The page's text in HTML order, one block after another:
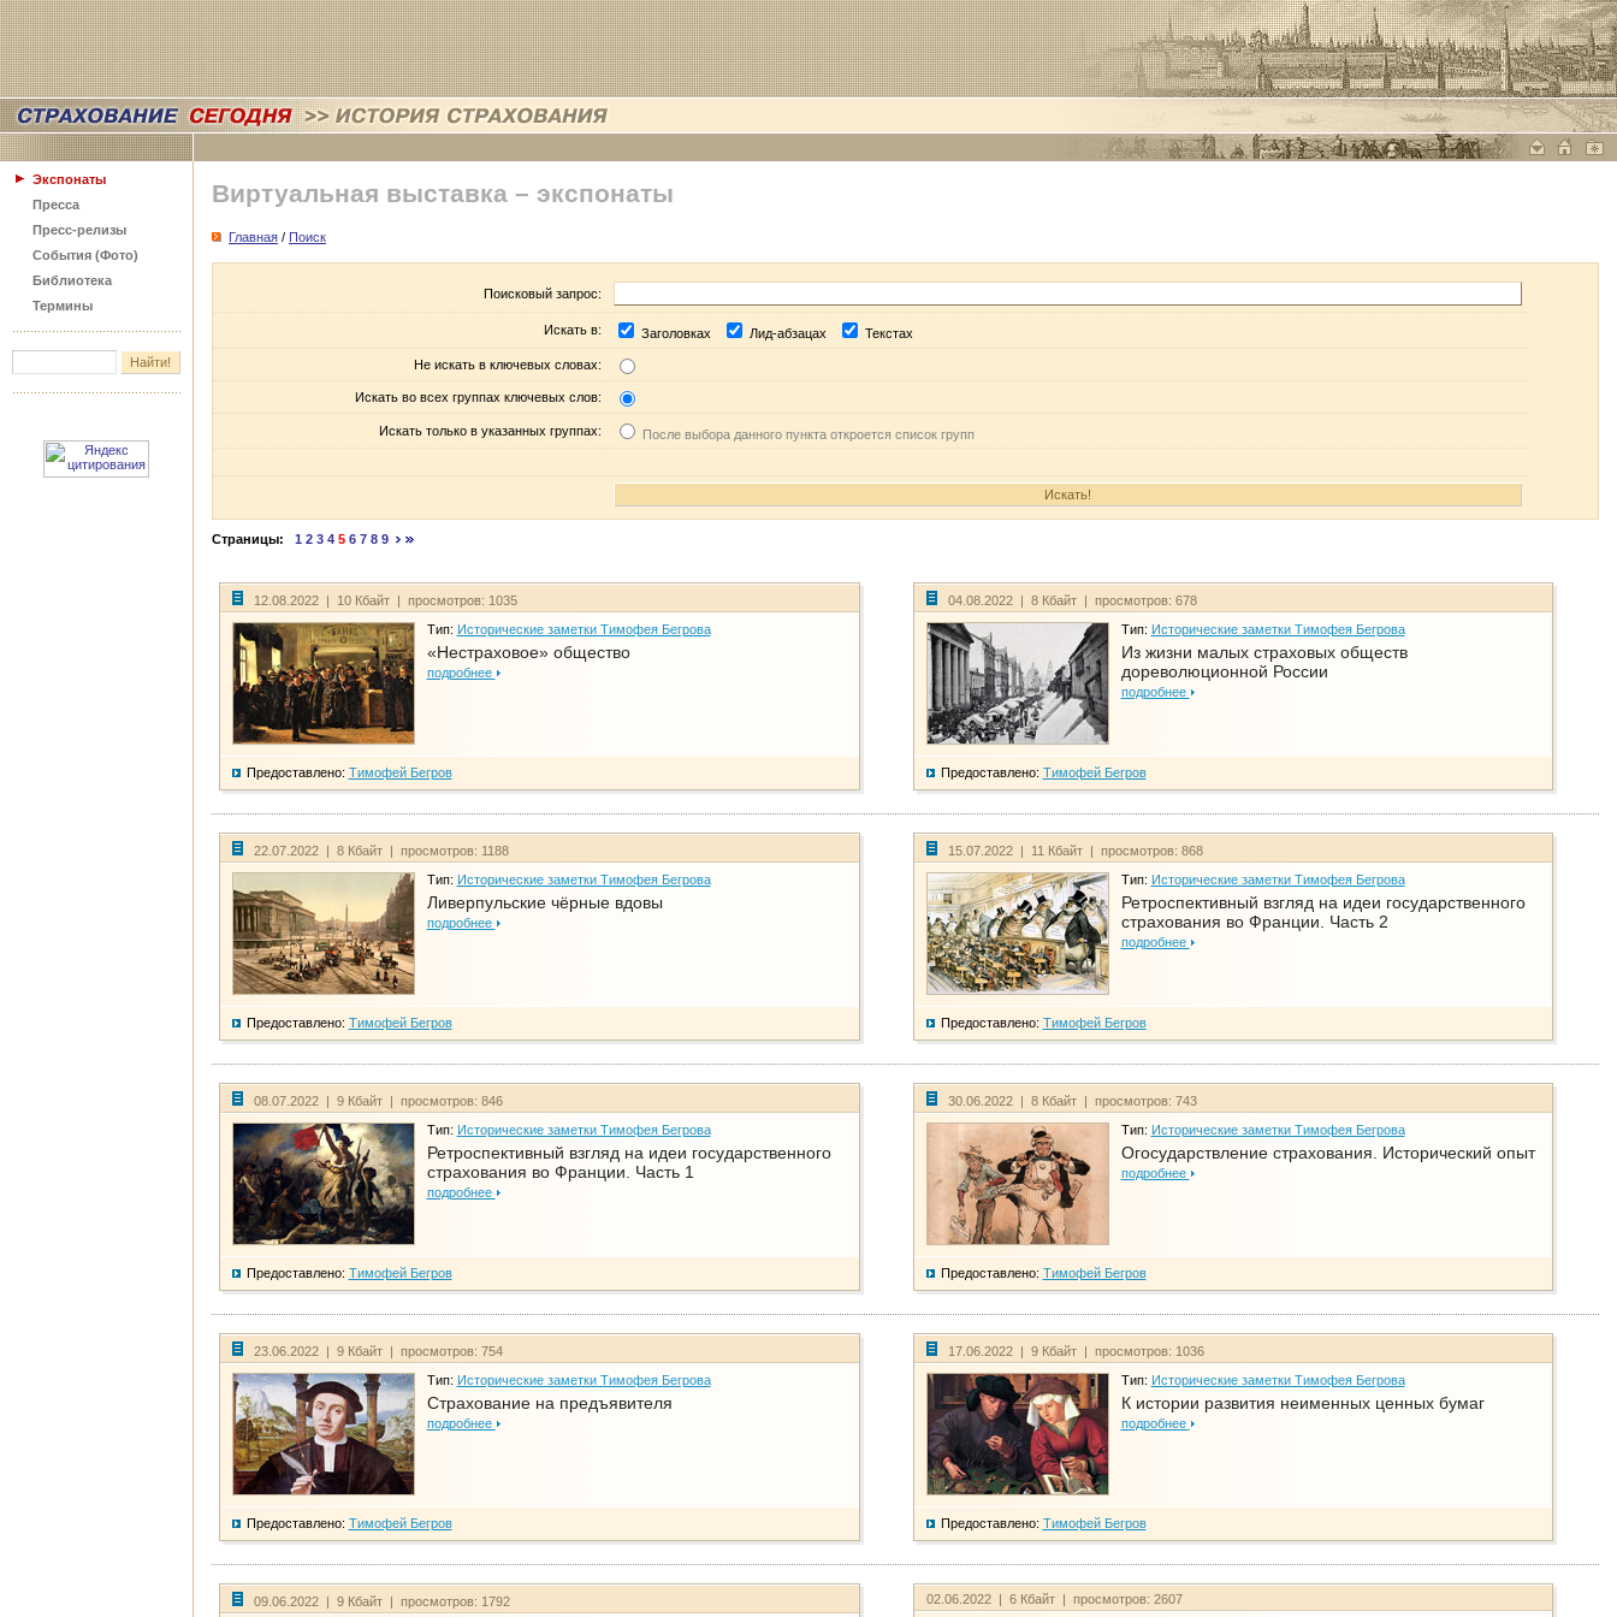
Экспонаты
Пресса
Пресс-релизы
События (Фото)
Библиотека
Термины
Виртуальная выставка – экспонаты
Главная / Поиск
Поисковый запрос:
Искать в: Заголовках Лид-абзацах Текстах
Не искать в ключевых словах:
Искать во всех группах ключевых слов:
Искать только в указанных группах: После выбора данного пункта откроется список групп
Страницы: 1 2 3 4 5 6 7 8 9
12.08.2022 | 10 Кбайт | просмотров: 1035
Тип: Исторические заметки Тимофея Бегрова
«Нестраховое» общество
подробнее
Предоставлено: Тимофей Бегров
04.08.2022 | 8 Кбайт | просмотров: 678
Тип: Исторические заметки Тимофея Бегрова
Из жизни малых страховых обществ
дореволюционной России
подробнее
Предоставлено: Тимофей Бегров
22.07.2022 | 8 Кбайт | просмотров: 1188
Тип: Исторические заметки Тимофея Бегрова
Ливерпульские чёрные вдовы
подробнее
Предоставлено: Тимофей Бегров
15.07.2022 | 11 Кбайт | просмотров: 868
Тип: Исторические заметки Тимофея Бегрова
Ретроспективный взгляд на идеи государственного
страхования во Франции. Часть 2
подробнее
Предоставлено: Тимофей Бегров
08.07.2022 | 9 Кбайт | просмотров: 846
Тип: Исторические заметки Тимофея Бегрова
Ретроспективный взгляд на идеи государственного
страхования во Франции. Часть 1
подробнее
Предоставлено: Тимофей Бегров
30.06.2022 | 8 Кбайт | просмотров: 743
Тип: Исторические заметки Тимофея Бегрова
Огосударствление страхования. Исторический опыт
подробнее
Предоставлено: Тимофей Бегров
23.06.2022 | 9 Кбайт | просмотров: 754
Тип: Исторические заметки Тимофея Бегрова
Страхование на предъявителя
подробнее
Предоставлено: Тимофей Бегров
17.06.2022 | 9 Кбайт | просмотров: 1036
Тип: Исторические заметки Тимофея Бегрова
К истории развития неименных ценных бумаг
подробнее
Предоставлено: Тимофей Бегров
09.06.2022 | 9 Кбайт | просмотров: 1792 02.06.2022 | 6 Кбайт | просмотров: 2607